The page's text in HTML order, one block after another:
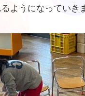
ようになっていき